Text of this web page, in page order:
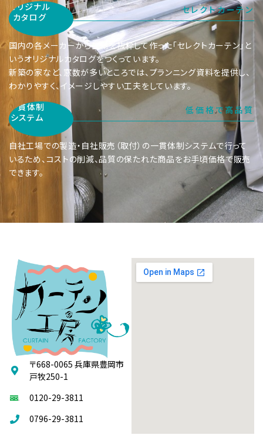
オリジナル
カタログ
セレクトカーテン
国内の各メーカーから生地を抜粋して作った「セレクトカーテン」と
いうオリジナルカタログをつくっています。
新築の家など、窓数が多いところでは、プランニング資料を提供し、
わかりやすく、イメージしやすい工夫をしています。
一貫体制
システム
低価格で高品質
自社工場での製造・自社販売（取付）の一貫体制システムで行って
いるため、コストの削減、品質の保たれた商品をお手頃価格で販売
できます。
〒668-0065 兵庫県豊岡市
戸牧250-1
0120-29-3811
0796-29-3811